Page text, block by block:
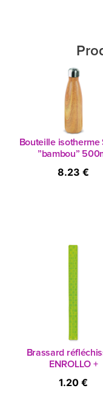
Bouteille isotherme
”bambou”
8.23 €
Brassard
ENROLLO +
1.20 €